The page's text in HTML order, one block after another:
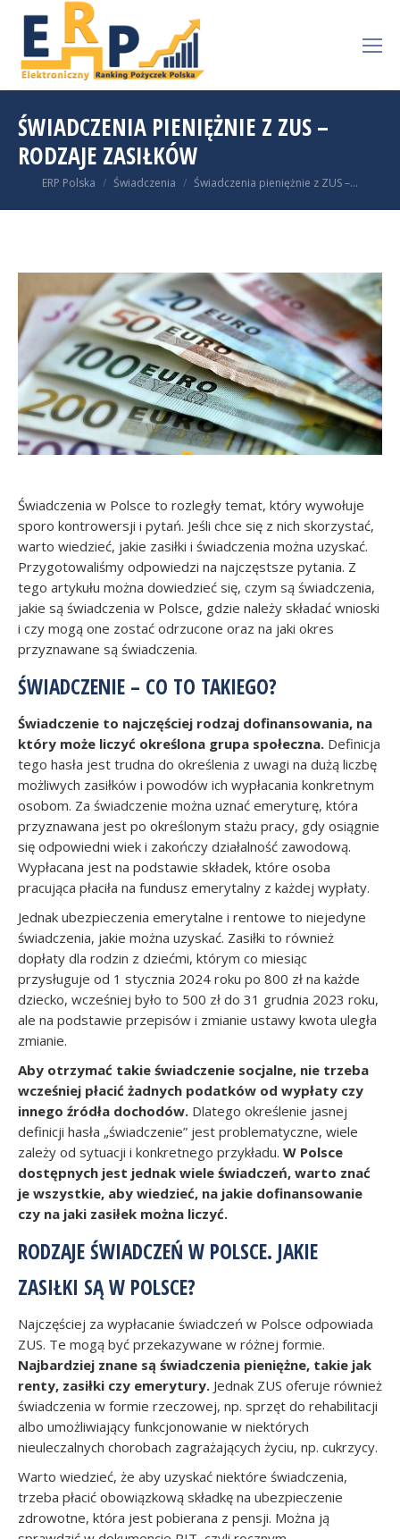
ŚWIADCZENIA PIENIĘŻNIE Z ZUS –
RODZAJE ZASIŁKÓW
You are here:
ERP Polska Świadczenia Świadczenia pieniężnie z ZUS –…
Świadczenia w Polsce to rozległy temat, który wywołuje
sporo kontrowersji i pytań. Jeśli chce się z nich skorzystać,
warto wiedzieć, jakie zasiłki i świadczenia można uzyskać.
Przygotowaliśmy odpowiedzi na najczęstsze pytania. Z
tego artykułu można dowiedzieć się, czym są świadczenia,
jakie są świadczenia w Polsce, gdzie należy składać wnioski
i czy mogą one zostać odrzucone oraz na jaki okres
przyznawane są świadczenia.
ŚWIADCZENIE – CO TO TAKIEGO?
Świadczenie to najczęściej rodzaj dofinansowania, na
który może liczyć określona grupa społeczna. Definicja
tego hasła jest trudna do określenia z uwagi na dużą liczbę
możliwych zasiłków i powodów ich wypłacania konkretnym
osobom. Za świadczenie można uznać emeryturę, która
przyznawana jest po określonym stażu pracy, gdy osiągnie
się odpowiedni wiek i zakończy działalność zawodową.
Wypłacana jest na podstawie składek, które osoba
pracująca płaciła na fundusz emerytalny z każdej wypłaty.
Jednak ubezpieczenia emerytalne i rentowe to niejedyne
świadczenia, jakie można uzyskać. Zasiłki to również
dopłaty dla rodzin z dziećmi, którym co miesiąc
przysługuje od 1 stycznia 2024 roku po 800 zł na każde
dziecko, wcześniej było to 500 zł do 31 grudnia 2023 roku,
ale na podstawie przepisów i zmianie ustawy kwota uległa
zmianie.
Aby otrzymać takie świadczenie socjalne, nie trzeba
wcześniej płacić żadnych podatków od wypłaty czy
innego źródła dochodów. Dlatego określenie jasnej
definicji hasła „świadczenie” jest problematyczne, wiele
zależy od sytuacji i konkretnego przykładu. W Polsce
dostępnych jest jednak wiele świadczeń, warto znać
je wszystkie, aby wiedzieć, na jakie dofinansowanie
czy na jaki zasiłek można liczyć.
RODZAJE ŚWIADCZEŃ W POLSCE. JAKIE
ZASIŁKI SĄ W POLSCE?
Najczęściej za wypłacanie świadczeń w Polsce odpowiada
ZUS. Te mogą być przekazywane w różnej formie.
Najbardziej znane są świadczenia pieniężne, takie jak
renty, zasiłki czy emerytury. Jednak ZUS oferuje również
świadczenia w formie rzeczowej, np. sprzęt do rehabilitacji
albo umożliwiający funkcjonowanie w niektórych
nieuleczalnych chorobach zagrażających życiu, np. cukrzycy.
Warto wiedzieć, że aby uzyskać niektóre świadczenia,
trzeba płacić obowiązkową składkę na ubezpieczenie
zdrowotne, która jest pobierana z pensji. Można ją